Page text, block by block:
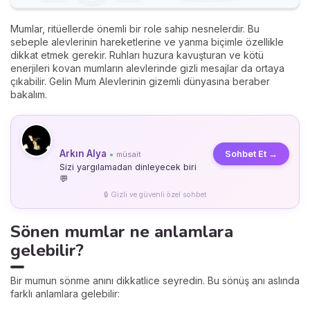
Mumlar, ritüellerde önemli bir role sahip nesnelerdir. Bu
sebeple alevlerinin hareketlerine ve yanma biçimle özellikle
dikkat etmek gerekir. Ruhları huzura kavuşturan ve kötü
enerjileri kovan mumların alevlerinde gizli mesajlar da ortaya
çıkabilir. Gelin Mum Alevlerinin gizemli dünyasına beraber
bakalım.
Arkın Alya ● müsait
Sizi yargılamadan dinleyecek biri
💬
Sohbet Et →
🔒 Gizli ve güvenli özel sohbet
Sönen mumlar ne anlamlara
gelebilir?
Bir mumun sönme anını dikkatlice seyredin. Bu sönüş anı aslında
farklı anlamlara gelebilir: